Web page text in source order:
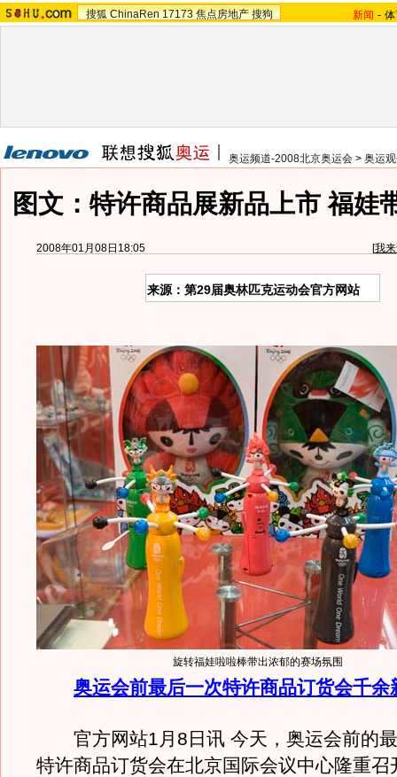
搜狐 ChinaRen 17173 焦点房地产 搜狗 新闻 -
奥运频道-2008北京奥运会 > 奥运
图文：特许商品展新品上市 福娃
2008年01月08日18:05 [我
来源：第29届奥林匹克运动会官方网站
旋转福娃啦啦棒带出浓郁的赛场氛围
奥运会前最后一次特许商品订货会千余
官方网站1月8日讯 今天，奥运会前的
特许商品订货会在北京国际会议中心隆重召